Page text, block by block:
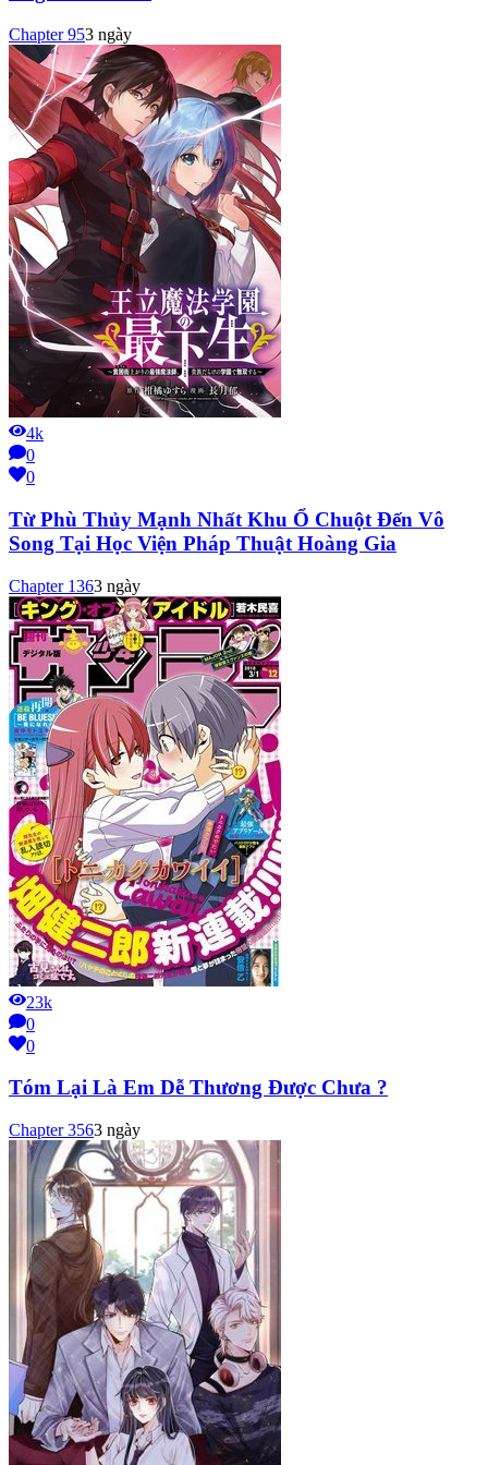
Chapter953 ngày
4k
0
0
Từ Phù Thủy Mạnh Nhất Khu Ổ Chuột Đến Vô
Song Tại Học Viện Pháp Thuật Hoàng Gia
Chapter 1363 ngày
23k
0
0
Tóm Lại Là Em Dễ Thương Được Chưa ?
Chapter3563 ngày